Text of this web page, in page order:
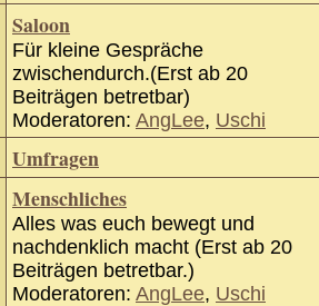
Saloon
Für kleine Gespräche
zwischendurch.(Erst ab 20
Beiträgen betretbar)
Moderatoren: AngLee, Uschi
Umfragen
Menschliches
Alles was euch bewegt und
nachdenklich macht (Erst ab 20
Beiträgen betretbar.)
Moderatoren: AngLee, Uschi